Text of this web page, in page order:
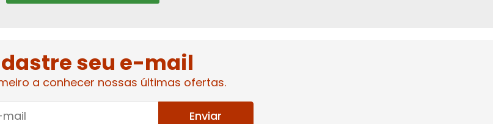
seu e-mail
a conhecer nossas últimas ofertas.
Enviar